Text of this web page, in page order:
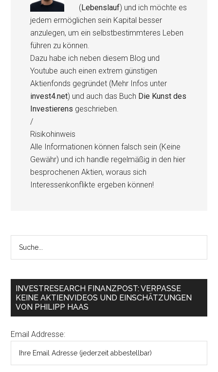
(Lebenslauf) und ich möchte es
jedem ermöglichen sein Kapital besser
anzulegen, um ein selbstbestimmteres Leben
führen zu können.
Dazu habe ich neben diesem Blog und
Youtube auch einen extrem günstigen
Aktienfonds gegründet (Mehr Infos unter
invest4.net) und auch das Buch Die Kunst des
Investierens geschrieben.
/
Risikohinweis
Alle Informationen können falsch sein (Keine
Gewähr) und ich handle regelmäßig in den hier
besprochenen Aktien, woraus sich
Interessenkonflikte ergeben können!
INVESTRESEARCH FINANZPOST: VERPASSE
KEINE AKTIENVIDEOS UND EINSCHÄTZUNGEN
VON PHILIPP HAAS
Email Addresse: